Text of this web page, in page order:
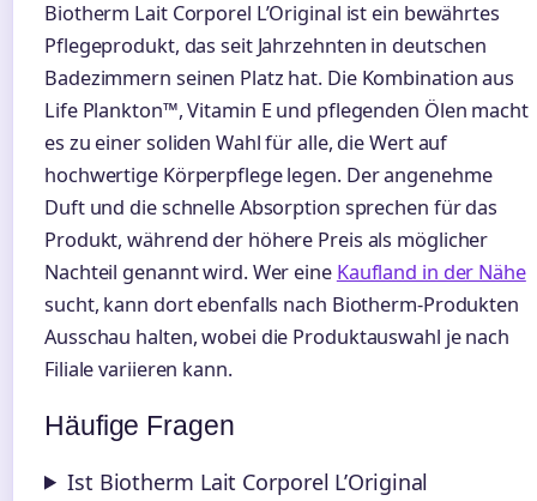
Biotherm Lait Corporel L’Original ist ein bewährtes
Pflegeprodukt, das seit Jahrzehnten in deutschen
Badezimmern seinen Platz hat. Die Kombination aus
Life Plankton™, Vitamin E und pflegenden Ölen macht
es zu einer soliden Wahl für alle, die Wert auf
hochwertige Körperpflege legen. Der angenehme
Duft und die schnelle Absorption sprechen für das
Produkt, während der höhere Preis als möglicher
Nachteil genannt wird. Wer eine Kaufland in der Nähe
sucht, kann dort ebenfalls nach Biotherm-Produkten
Ausschau halten, wobei die Produktauswahl je nach
Filiale variieren kann.
Häufige Fragen
Ist Biotherm Lait Corporel L’Original